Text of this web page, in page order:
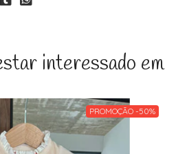
interessado em
PROMOÇÃO -50%